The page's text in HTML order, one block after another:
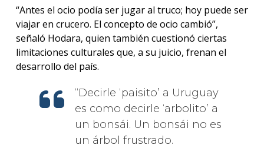
“Antes el ocio podía ser jugar al truco; hoy puede ser
viajar en crucero. El concepto de ocio cambió”,
señaló Hodara, quien también cuestionó ciertas
limitaciones culturales que, a su juicio, frenan el
desarrollo del país.
Decirle ‘paisito’ a Uruguay
es como decirle ‘arbolito’ a
un bonsái. Un bonsái no es
un árbol frustrado.